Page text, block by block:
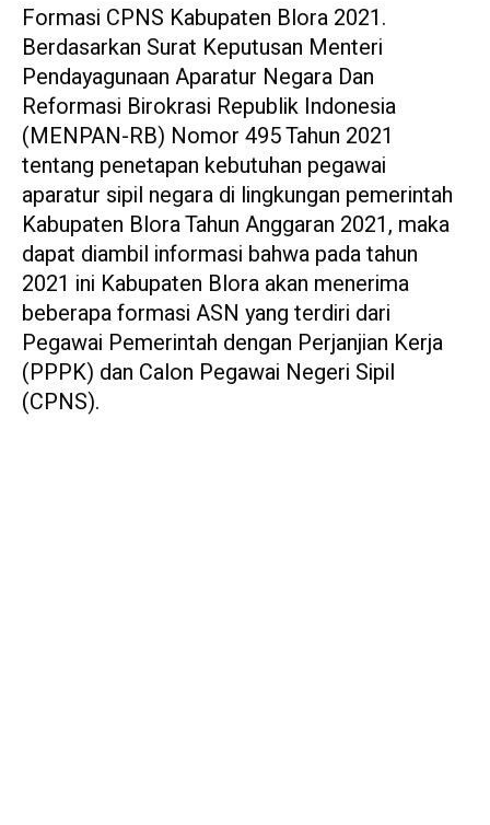
Formasi CPNS Kabupaten Blora 2021.
Berdasarkan Surat Keputusan Menteri
Pendayagunaan Aparatur Negara Dan
Reformasi Birokrasi Republik Indonesia
(MENPAN-RB) Nomor 495 Tahun 2021
tentang penetapan kebutuhan pegawai
aparatur sipil negara di lingkungan pemerintah
Kabupaten Blora Tahun Anggaran 2021, maka
dapat diambil informasi bahwa pada tahun
2021 ini Kabupaten Blora akan menerima
beberapa formasi ASN yang terdiri dari
Pegawai Pemerintah dengan Perjanjian Kerja
(PPPK) dan Calon Pegawai Negeri Sipil
(CPNS).